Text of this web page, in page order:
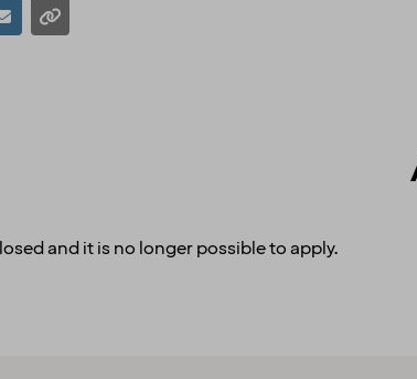
and it is no longer possible to apply.